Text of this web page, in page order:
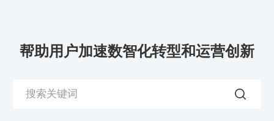
帮助用户加速数智化转型和运营创新